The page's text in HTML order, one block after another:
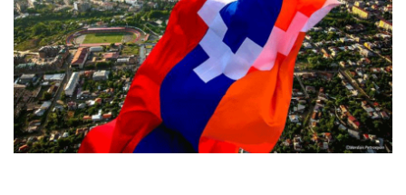
05.08.2026 14:27
Եթե մարզային այցի ժամանակ հայտնվում ենք
այլ երկրի տարածքում, մեղավորը դուք եք․
պատգամավորը՝ ՔՊ-ականին
05.08.2026 12:08